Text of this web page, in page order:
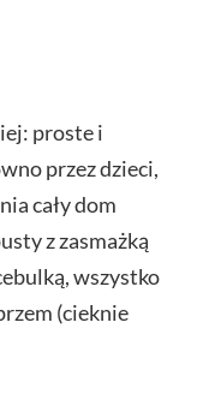
proste i
przez dzieci,
cały dom
z zasmażką
wszystko
(cieknie